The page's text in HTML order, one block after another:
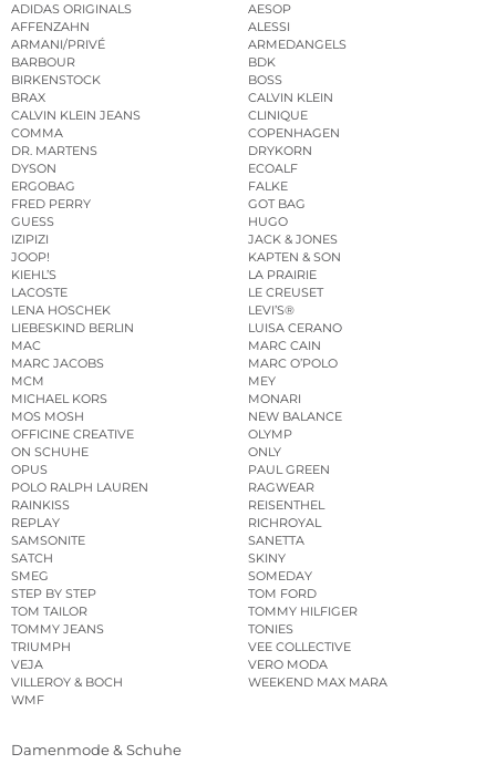
ADIDAS ORIGINALS
AESOP
AFFENZAHN
ALESSI
ARMANI/PRIVÉ
ARMEDANGELS
BARBOUR
BDK
BIRKENSTOCK
BOSS
BRAX
CALVIN KLEIN
CALVIN KLEIN JEANS
CLINIQUE
COMMA
COPENHAGEN
DR. MARTENS
DRYKORN
DYSON
ECOALF
ERGOBAG
FALKE
FRED PERRY
GOT BAG
GUESS
HUGO
IZIPIZI
JACK & JONES
JOOP!
KAPTEN & SON
KIEHL’S
LA PRAIRIE
LACOSTE
LE CREUSET
LENA HOSCHEK
LEVI’S®
LIEBESKIND BERLIN
LUISA CERANO
MAC
MARC CAIN
MARC JACOBS
MARC O’POLO
MCM
MEY
MICHAEL KORS
MONARI
MOS MOSH
NEW BALANCE
OFFICINE CREATIVE
OLYMP
ON SCHUHE
ONLY
OPUS
PAUL GREEN
POLO RALPH LAUREN
RAGWEAR
RAINKISS
REISENTHEL
REPLAY
RICHROYAL
SAMSONITE
SANETTA
SATCH
SKINY
SMEG
SOMEDAY
STEP BY STEP
TOM FORD
TOM TAILOR
TOMMY HILFIGER
TOMMY JEANS
TONIES
TRIUMPH
VEE COLLECTIVE
VEJA
VERO MODA
VILLEROY & BOCH
WEEKEND MAX MARA
WMF
Damenmode & Schuhe